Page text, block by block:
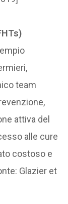
team
attiva del
alle cure
costoso e
Glazier et